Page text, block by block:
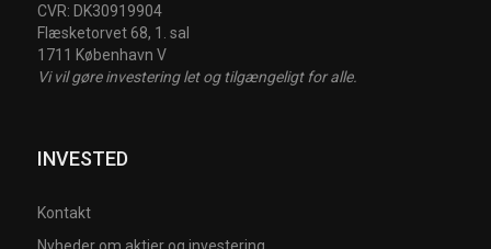
CVR: DK30919904
Flæsketorvet 68, 1. sal
1711 København V
Vi vil gøre investering let og tilgængeligt for alle.
INVESTED
Kontakt
Nyheder om aktier og investering